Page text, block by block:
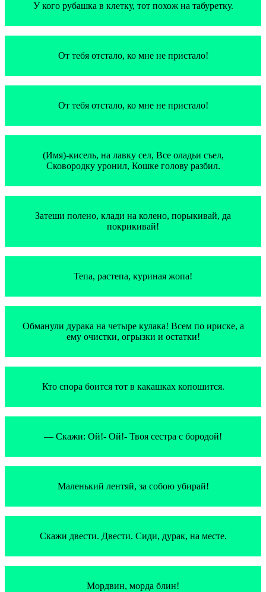
У кого рубашка в клетку, тот похож на табуретку.
От тебя отстало, ко мне не пристало!
От тебя отстало, ко мне не пристало!
(Имя)-кисель, на лавку сел, Все оладьи съел,
Сковородку уронил, Кошке голову разбил.
Затеши полено, клади на колено, порыкивай, да
покрикивай!
Тепа, растепа, куриная жопа!
Обманули дурака на четыре кулака! Всем по ириске, а
ему очистки, огрызки и остатки!
Кто спора боится тот в какашках копошится.
— Скажи: Ой!- Ой!- Твоя сестра с бородой!
Маленький лентяй, за собою убирай!
Скажи двести. Двести. Сиди, дурак, на месте.
Мордвин, морда блин!